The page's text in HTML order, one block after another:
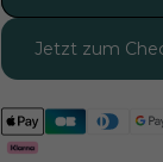
Jetzt zum